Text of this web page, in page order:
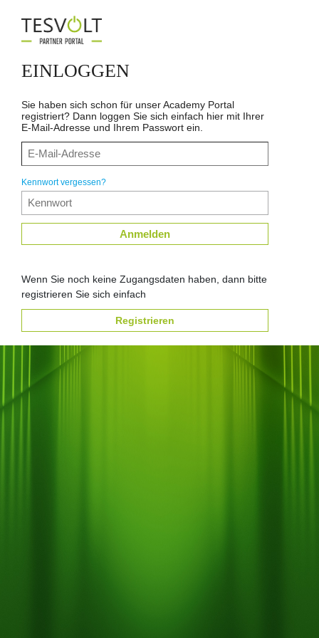
EINLOGGEN
Sie haben sich schon für unser Academy Portal
registriert? Dann loggen Sie sich einfach hier mit Ihrer
E-Mail-Adresse und Ihrem Passwort ein.
Kennwort vergessen?
Anmelden
Wenn Sie noch keine Zugangsdaten haben, dann bitte
registrieren Sie sich einfach
Registrieren